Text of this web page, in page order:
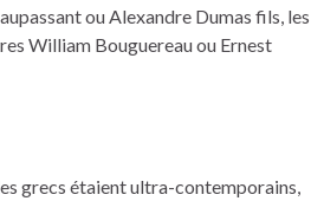
ou Alexandre Dumas fils, les
William Bouguereau ou Ernest
grecs étaient ultra-contemporains,